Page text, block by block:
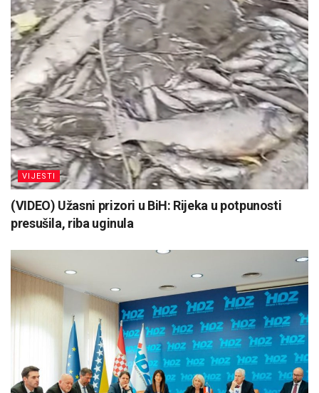
VIJESTI
(VIDEO) Užasni prizori u BiH: Rijeka u potpunosti
presušila, riba uginula